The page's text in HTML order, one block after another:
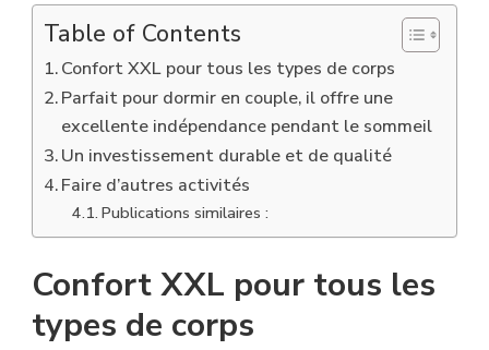
Table of Contents
Confort XXL pour tous les types de corps
Parfait pour dormir en couple, il offre une
excellente indépendance pendant le sommeil
Un investissement durable et de qualité
Faire d’autres activités
Publications similaires :
Confort XXL pour tous les
types de corps